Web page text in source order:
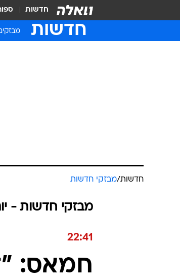
חדשות
חדשות
חדשות/מבזקי חדשות
מבזקי חדשות - יום חמישי
22:41
חמאס: